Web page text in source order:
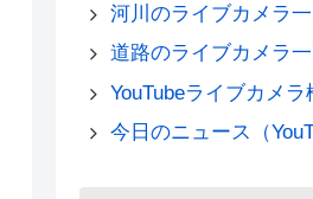
河川のライブカメラ
道路のライブカメラ
YouTubeライブカメラ
今日のニュース（